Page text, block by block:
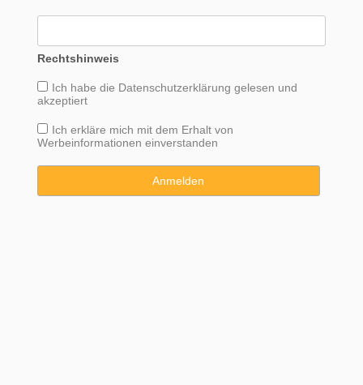
Rechtshinweis
Ich habe die Datenschutzerklärung gelesen und
akzeptiert
Ich erkläre mich mit dem Erhalt von
Werbeinformationen einverstanden